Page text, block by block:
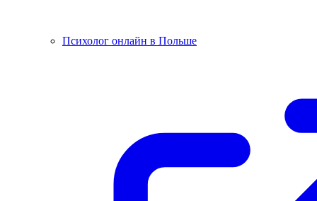
Психолог онлайн в Польше